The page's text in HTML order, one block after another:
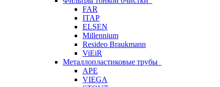
FAR
ITAP
ELSEN
Millennium
Resideo Braukmann
ViEiR
Металлопластиковые трубы
APE
VIEGA